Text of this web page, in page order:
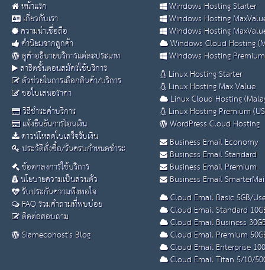
หน้าแรก
เกี่ยวกับเรา
ความน่าเชื่อถือ
คำนิยมจากลูกค้า
ดูคำอธิบายบริการแต่ละประเภท
สาธิตขั้นตอนสมัครใช้บริการ
ตัวช่วยในการเลือกสินค้า/บริการ
ขอใบเสนอราคา
วิธีชำระค่าบริการ
แจ้งยืนยันการโอนเงิน
ดาวน์โหลดใบเสร็จรับเงิน
ประวัติสั่งซื้อ/วันครบกำหนดชำระ
ข้อตกลงการใช้บริการ
นโยบายความเป็นส่วนตัว
รับประกันความพึงพอใจ
FAQ รวมคำถามที่พบบ่อย
ติดต่อสอบถาม
Siamecohost's Blog
Windows Hosting Starter
Windows Hosting
Windows Hosting
Windows Cloud Hosting
Windows Hosting
Linux Hosting Starter
Linux Hosting Max Value
Linux Cloud Hosting
Linux Hosting Premium
WordPress Cloud Hosting
Business Email Economy
Business Email Standard
Business Email Premium
Business Email
Cloud Email Basic 5GB/
Cloud Email Standard
Cloud Email Business
Cloud Email Premium
Cloud Email Enterprise
Cloud Email Titan 5/10/